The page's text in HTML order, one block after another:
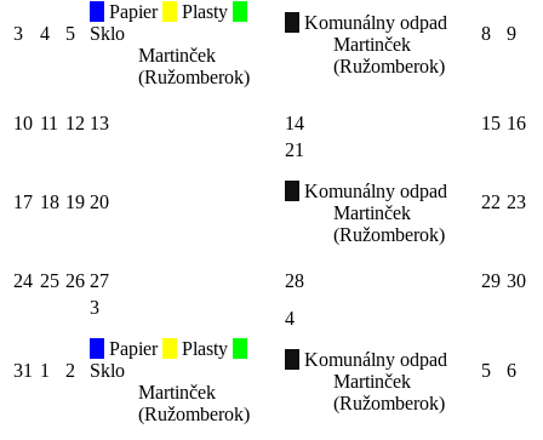
3 4 5
Papier
Plasty
Sklo
Martinček
(Ružomberok)
Komunálny odpad
Martinček
(Ružomberok)
8 9
10 11 12 13 14 15 16
17 18 19 20
21
Komunálny odpad
Martinček
(Ružomberok)
22 23
24 25 26 27 28 29 30
31 1 2
3
Papier
Plasty
Sklo
Martinček
(Ružomberok)
4
Komunálny odpad
Martinček
(Ružomberok)
5 6